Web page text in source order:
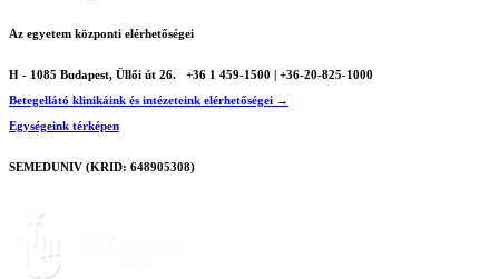
Az egyetem központi elérhetőségei
H - 1085 Budapest, Üllői út 26.
+36 1 459-1500 | +36-20-825-1000
Betegellátó klinikáink és intézeteink elérhetőségei →
Egységeink térképen
SEMEDUNIV (KRID: 648905308)